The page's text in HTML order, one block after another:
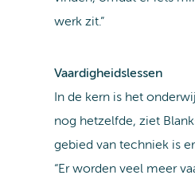
werk zit.”
Vaardigheidslessen
In de kern is het
nog hetzelfde, ziet
gebied van techniek is
“Er worden veel meer